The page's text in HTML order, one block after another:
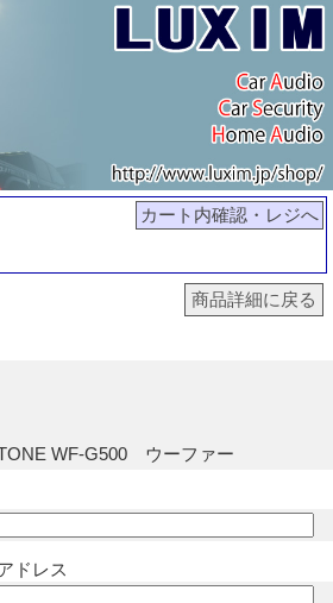
カート内確認・レジへ
商品詳細に戻る
WF-G500 ウーファー
ドレス